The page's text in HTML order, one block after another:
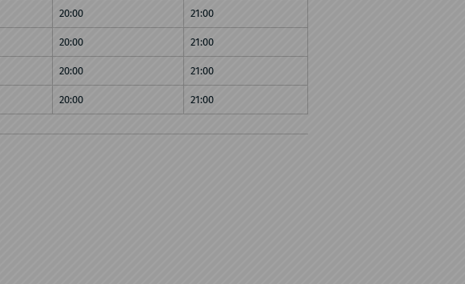
20:00 21:00
20:00 21:00
20:00 21:00
20:00 21:00